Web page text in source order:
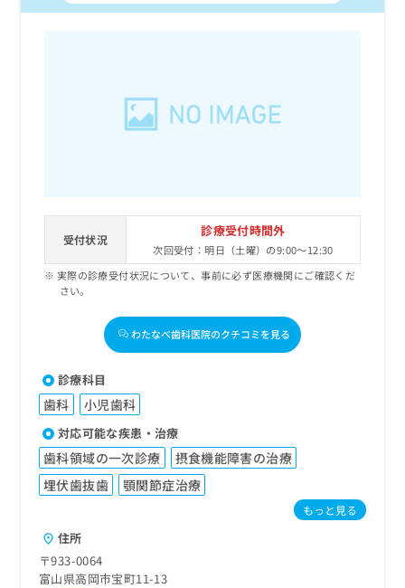
受付状況
診療受付時間外
次回受付：明日（土曜）の9:00～12:30
実際の診療受付状況について、事前に必ず医療機関にご確認くだ
さい。
わたなべ歯科医院のクチコミを見る
診療科目
歯科 小児歯科
対応可能な疾患・治療
歯科領域の一次診療
摂食機能障害の治療
埋伏歯抜歯
顎関節症治療
もっと見る
住所
〒933-0064
富山県高岡市宝町11-13